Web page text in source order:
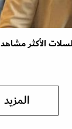
المسلسلات الأكثر
المزيد